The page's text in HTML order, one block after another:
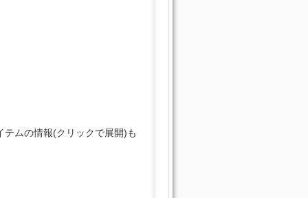
ムの情報(クリックで展開)も